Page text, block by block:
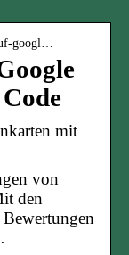
googl…
mit
von
den